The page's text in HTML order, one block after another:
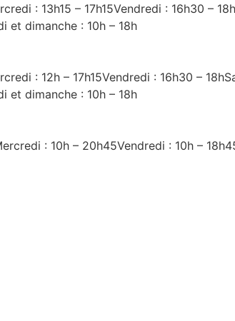
: 13h15 – 17h15Vendredi : 16h30 –
et dimanche : 10h – 18h
: 12h – 17h15Vendredi : 16h30 –
et dimanche : 10h – 18h
: 10h – 20h45Vendredi : 10h –